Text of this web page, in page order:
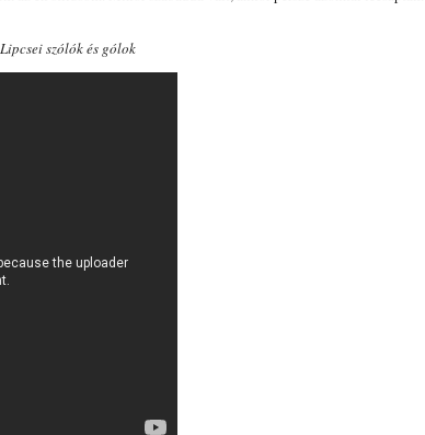
Lipcsei szólók és gólok